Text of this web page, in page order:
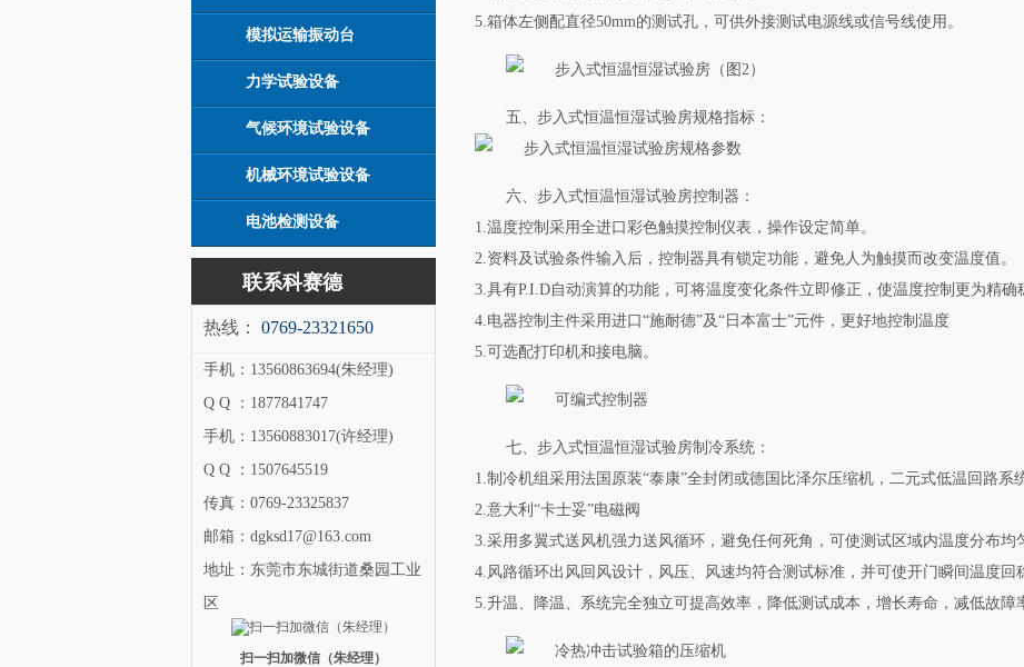
模拟运输振动台
力学试验设备
气候环境试验设备
机械环境试验设备
电池检测设备
联系科赛德
热线： 0769-23321650
手机：13560863694(朱经理)
Q Q ：1877841747
手机：13560883017(许经理)
Q Q ：1507645519
传真：0769-23325837
邮箱：dgksd17@163.com
地址：东莞市东城街道桑园工业
区
扫一扫加微信（朱经理）
5.箱体左侧配直径50mm的测试孔，可供外接测试电源线或信号线使用。
五、步入式恒温恒湿试验房规格指标：
六、步入式恒温恒湿试验房控制器：
1.温度控制采用全进口彩色触摸控制仪表，操作设定简单。
2.资料及试验条件输入后，控制器具有锁定功能，避免人为触摸而改变温度值。
3.具有P.I.D自动演算的功能，可将温度变化条件立即修正，使温度控制更为精确
4.电器控制主件采用进口“施耐德”及“日本富士”元件，更好地控制温度
5.可选配打印机和接电脑。
七、步入式恒温恒湿试验房制冷系统：
1.制冷机组采用法国原装“泰康”全封闭或德国比泽尔压缩机，二元式低温回路系
2.意大利“卡士妥”电磁阀
3.采用多翼式送风机强力送风循环，避免任何死角，可使测试区域内温度分布均
4.风路循环出风回风设计，风压、风速均符合测试标准，并可使开门瞬间温度回
5.升温、降温、系统完全独立可提高效率，降低测试成本，增长寿命，减低故障